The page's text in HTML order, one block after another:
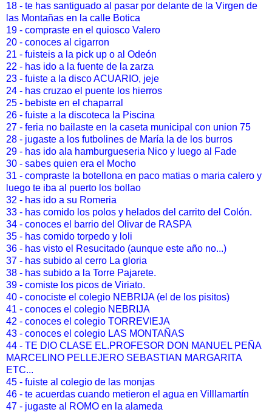
18 - te has santiguado al pasar por delante de la Virgen de
las Montañas en la calle Botica
19 - compraste en el quiosco Valero
20 - conoces al cigarron
21 - fuisteis a la pick up o al Odeón
22 - has ido a la fuente de la zarza
23 - fuiste a la disco ACUARIO, jeje
24 - has cruzao el puente los hierros
25 - bebiste en el chaparral
26 - fuiste a la discoteca la Piscina
27 - feria no bailaste en la caseta municipal con union 75
28 - jugaste a los futbolines de María la de los burros
29 - has ido ala hamburgueseria Nico y luego al Fade
30 - sabes quien era el Mocho
31 - compraste la botellona en paco matias o maria calero y
luego te iba al puerto los bollao
32 - has ido a su Romeria
33 - has comido los polos y helados del carrito del Colón.
34 - conoces el barrio del Olivar de RASPA
35 - has comido torpedo y loli
36 - has visto el Resucitado (aunque este año no...)
37 - has subido al cerro La gloria
38 - has subido a la Torre Pajarete.
39 - comiste los picos de Viriato.
40 - conociste el colegio NEBRIJA (el de los pisitos)
41 - conoces el colegio NEBRIJA
42 - conoces el colegio TORREVIEJA
43 - conoces el colegio LAS MONTAÑAS
44 - TE DIO CLASE EL.PROFESOR DON MANUEL PEÑA
MARCELINO PELLEJERO SEBASTIAN MARGARITA
ETC...
45 - fuiste al colegio de las monjas
46 - te acuerdas cuando metieron el agua en Villlamartín
47 - jugaste al ROMO en la alameda